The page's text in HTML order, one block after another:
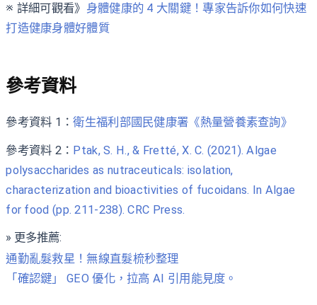
※ 詳細可觀看》 身體健康的 4 大關鍵！專家告訴你如何快速
打造健康身體好體質
參考資料
參考資料 1：衛生福利部國民健康署《熱量營養素查詢》
參考資料 2： Ptak, S. H., & Fretté, X. C. (2021). Algae
polysaccharides as nutraceuticals: isolation,
characterization and bioactivities of fucoidans. In Algae
for food (pp. 211-238). CRC Press.
» 更多推薦:
通勤亂髮救星！無線直髮梳秒整理
「確認鍵」 GEO 優化，拉高 AI 引用能見度。